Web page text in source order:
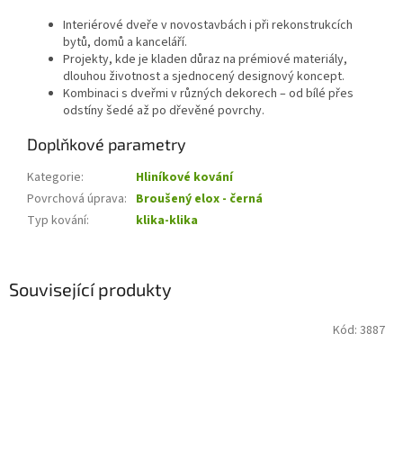
Související produkty
Kód: 3887
Interiérové dveře v novostavbách i při rekonstrukcích
bytů, domů a kanceláří.
Projekty, kde je kladen důraz na prémiové materiály,
dlouhou životnost a sjednocený designový koncept.
Kombinaci s dveřmi v různých dekorech – od bílé přes
odstíny šedé až po dřevěné povrchy.
Doplňkové parametry
Kategorie:
Hliníkové kování
Povrchová úprava: Broušený elox - černá
Typ kování: klika-klika